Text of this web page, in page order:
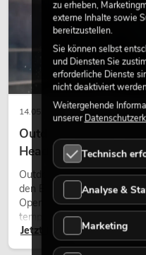
14.05.2026
Outdoor Moving-
Heads bei Events
Outdoor Moving-Heads
den Einsatz im Freien. Sie
Open-Air-Konzerten,
temporären
Jetzt lesen
zu erheben,
externe Inhalte sowie
bereitzustellen.
Sie können selbst
und Diensten Sie
erforderliche Dienste
nicht deaktiviert
Weitergehende
unserer
Technisch
Analyse &
Marketing